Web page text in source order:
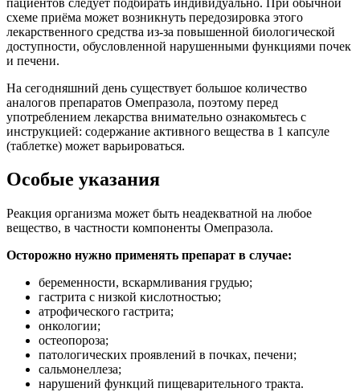
схеме приёма может возникнуть передозировка этого
лекарственного средства из-за повышенной биологической
доступности, обусловленной нарушенными функциями почек
и печени.
На сегодняшний день существует большое количество
аналогов препаратов Омепразола, поэтому перед
употреблением лекарства внимательно ознакомьтесь с
инструкцией: содержание активного вещества в 1 капсуле
(таблетке) может варьироваться.
Особые указания
Реакция организма может быть неадекватной на любое
вещество, в частности компоненты Омепразола.
Осторожно нужно применять препарат в случае:
беременности, вскармливания грудью;
гастрита с низкой кислотностью;
атрофического гастрита;
онкологии;
остеопороза;
патологических проявлений в почках, печени;
сальмонеллеза;
нарушений функций пищеварительного тракта.